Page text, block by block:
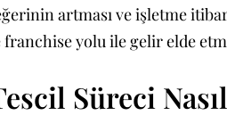
artması ve işletme
franchise yolu ile gelir elde
Süreci